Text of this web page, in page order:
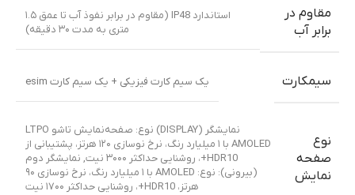
مقاوم در
برابر آب
استاندارد IP48 (مقاوم در برابر نفوذ آب تا عمق ۱.۵
متری به مدت ۳۰ دقیقه)
سیمکارت یک سیم کارت فیزیکی + یک سیم کارت esim
نوع
صفحه
نمایش
نمایشگر (DISPLAY) نوع: صفحه‌نمایش تاشو LTPO
AMOLED با ۱ میلیارد رنگ، نرخ نوسازی ۱۲۰ هرتز، پشتیبانی از
HDR10+، روشنایی حداکثر ۳۰۰۰ نیت
, نمایشگر دوم
(بیرونی): نوع: AMOLED با ۱ میلیارد رنگ، نرخ نوسازی ۹۰
هرتز، HDR10+، روشنایی حداکثر ۱۷۰۰ نیت